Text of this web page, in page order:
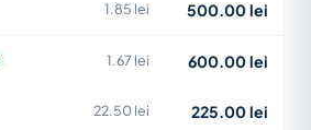
1.85 lei 500.00 lei
1.67 lei 600.00 lei
22.50 lei 225.00 lei